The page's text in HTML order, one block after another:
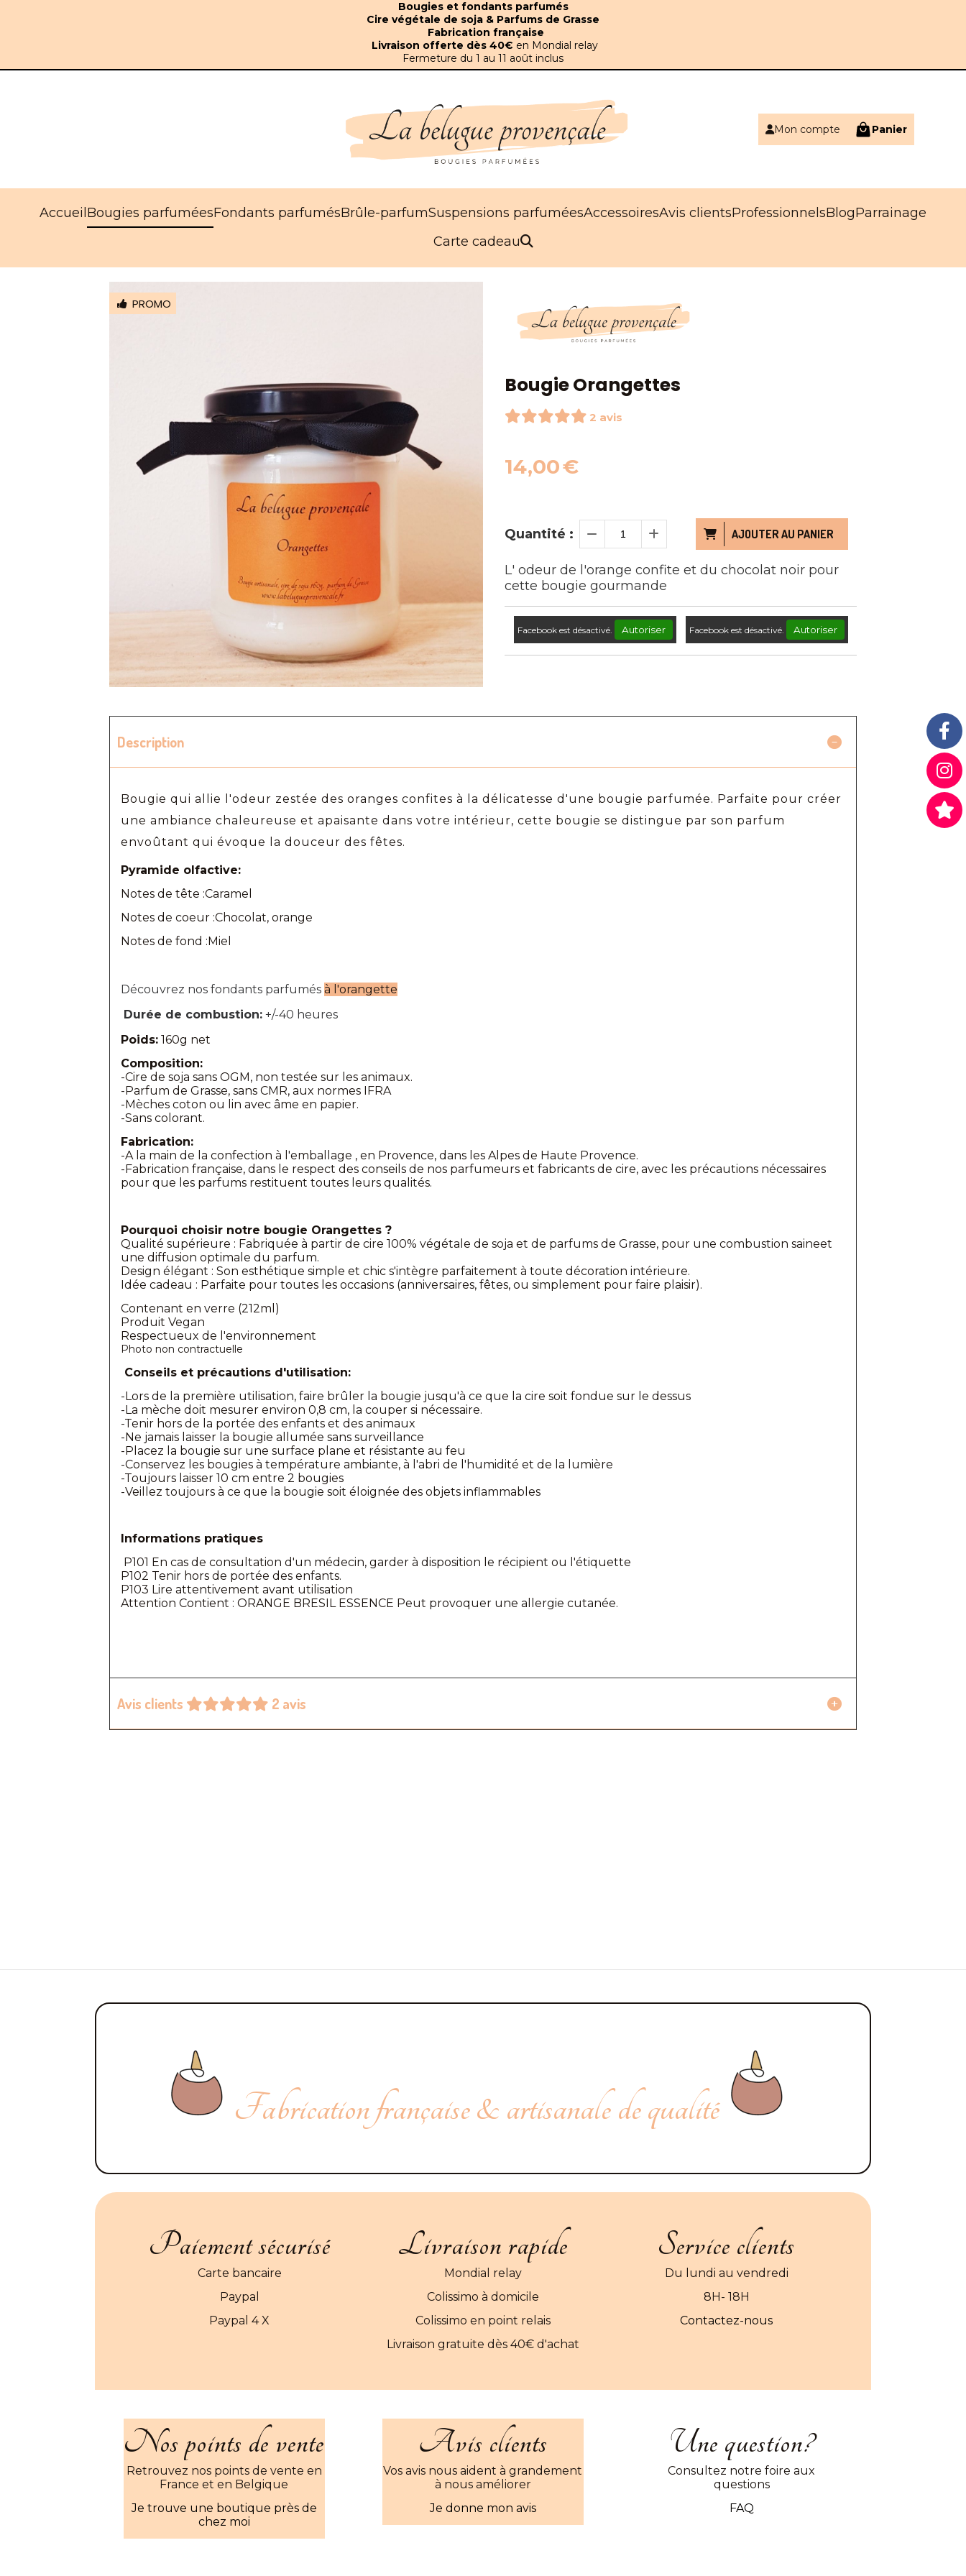
Bougies et fondants parfumés
Cire végétale de soja & Parfums de Grasse
Fabrication française
Livraison offerte dès 40€ en Mondial relay
Fermeture du 1 au 11 août inclus
Mon compte Panier
Accueil Bougies parfuméesFondants parfumésBrûle-parfumSuspensions parfuméesAccessoiresAvis clientsProfessionnelsBlogParrainage
Carte cadeau
PROMO
Bougie Orangettes
2 avis
14,00€
Quantité : AJOUTER AU PANIER
L' odeur de l'orange confite et du chocolat noir pour
cette bougie gourmande
Facebook est désactivé. Autoriser Facebook est désactivé. Autoriser
Description
Bougie qui allie l'odeur zestée des oranges confites à la délicatesse d'une bougie parfumée. Parfaite pour créer
une ambiance chaleureuse et apaisante dans votre intérieur, cette bougie se distingue par son parfum
envoûtant qui évoque la douceur des fêtes.
Pyramide olfactive:
Notes de tête :Caramel
Notes de coeur :Chocolat, orange
Notes de fond :Miel
Découvrez nos fondants parfumés à l'orangette
Durée de combustion: +/-40 heures
Poids: 160g net
Composition:
-Cire de soja sans OGM, non testée sur les animaux.
-Parfum de Grasse, sans CMR, aux normes IFRA
-Mèches coton ou lin avec âme en papier.
-Sans colorant.
Fabrication:
-A la main de la confection à l'emballage , en Provence, dans les Alpes de Haute Provence.
-Fabrication française, dans le respect des conseils de nos parfumeurs et fabricants de cire, avec les précautions nécessaires
pour que les parfums restituent toutes leurs qualités.
Pourquoi choisir notre bougie Orangettes ?
Qualité supérieure : Fabriquée à partir de cire 100% végétale de soja et de parfums de Grasse, pour une combustion saineet
une diffusion optimale du parfum.
Design élégant : Son esthétique simple et chic s'intègre parfaitement à toute décoration intérieure.
Idée cadeau : Parfaite pour toutes les occasions (anniversaires, fêtes, ou simplement pour faire plaisir).
Contenant en verre (212ml)
Produit Vegan
Respectueux de l'environnement
Photo non contractuelle
Conseils et précautions d'utilisation:
-Lors de la première utilisation, faire brûler la bougie jusqu'à ce que la cire soit fondue sur le dessus
-La mèche doit mesurer environ 0,8 cm, la couper si nécessaire.
-Tenir hors de la portée des enfants et des animaux
-Ne jamais laisser la bougie allumée sans surveillance
-Placez la bougie sur une surface plane et résistante au feu
-Conservez les bougies à température ambiante, à l'abri de l'humidité et de la lumière
-Toujours laisser 10 cm entre 2 bougies
-Veillez toujours à ce que la bougie soit éloignée des objets inflammables
Informations pratiques
P101 En cas de consultation d'un médecin, garder à disposition le récipient ou l'étiquette
P102 Tenir hors de portée des enfants.
P103 Lire attentivement avant utilisation
Attention Contient : ORANGE BRESIL ESSENCE Peut provoquer une allergie cutanée.
Avis clients 2 avis
Fabrication française & artisanale de qualité
Paiement sécurisé
Carte bancaire
Paypal
Paypal 4 X
Livraison rapide
Mondial relay
Colissimo à domicile
Colissimo en point relais
Livraison gratuite dès 40€ d'achat
Service clients
Du lundi au vendredi
8H- 18H
Contactez-nous
Nos points de vente
Retrouvez nos points de vente en
France et en Belgique
Je trouve une boutique près de
chez moi
Avis clients
Vos avis nous aident à grandement
à nous améliorer
Je donne mon avis
Une question?
Consultez notre foire aux
questions
FAQ